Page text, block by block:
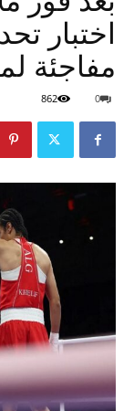
اختبار
مفاجئة
0
862